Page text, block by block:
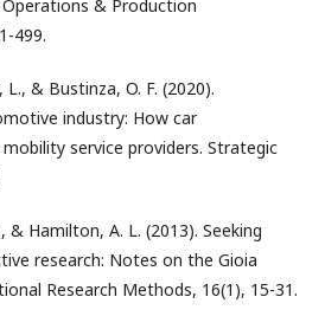
& Production
499.
L., & Bustinza, O. F. (2020).
industry: How car
service providers. Strategic
& Hamilton, A. L. (2013). Seeking
research: Notes on the Gioia
Research Methods, 16(1), 15-31.